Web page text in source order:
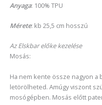
Anyaga: 100% TPU
Mérete: kb 25,5 cm hosszú
Az Elskbar előke kezelése
Mosás:
Ha nem kente össze nagyon a
letörölheted. Amúgy viszont
mosógépben. Mosás előtt